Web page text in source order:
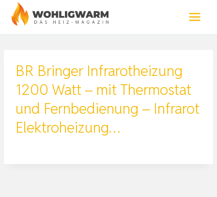
Zum
Inhalt
BR Bringer Infrarotheizung
1200 Watt – mit Thermostat
und Fernbedienung – Infrarot
Elektroheizung…